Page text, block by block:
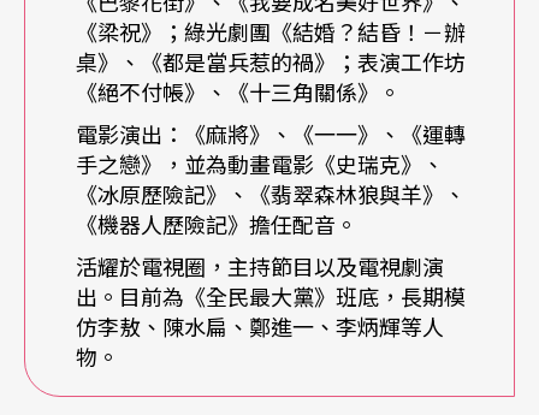
手、一抬足，甚至連一個眼神都必須很講究，因而
更強調細節的琢磨。即使畢業之後，唐從聖並沒有
繼續往傳統戲曲領域發展，但紮實的訓練無疑對他
的日後的表演工作發生了作用。曾有人說，在《
民最大黨》中，郭子乾共模仿了大概上百個人，邰
智源模仿了大概八十個人，洪都拉斯、九孔、許傑
輝也都有四十個以上的模仿角色，但唐從聖在節目
中只靠模仿陳水扁、李敖、鄭進一、李炳輝少數幾
個角色立足，卻個個都唯妙唯肖、讓人印象深刻，
《梁祝》；綠光劇團《結婚？結昏！－辦
桌》、《都是當兵惹的禍》；表演工作坊
《絕不付帳》、《十三角關係》。
電影演出：《麻將》、《一一》、《運轉
手之戀》，並為動畫電影《史瑞克》、
《冰原歷險記》、《翡翠森林狼與羊》、
《機器人歷險記》擔任配音。
活耀於電視圈，主持節目以及電視劇演
出。目前為《全民最大黨》班底，長期模
仿李敖、陳水扁、鄭進一、李炳輝等人
物。